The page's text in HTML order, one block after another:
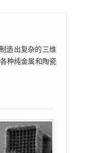
造出复杂的三维
种纯金属和陶瓷